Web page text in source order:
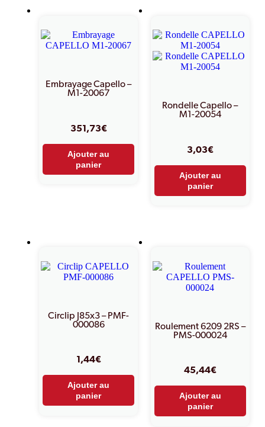
Embrayage Capello –
M1-20067
351,73€
Ajouter au
panier
Rondelle Capello –
M1-20054
3,03€
Ajouter au
panier
Circlip J85x3 – PMF-
000086
1,44€
Ajouter au
panier
Roulement 6209 2RS –
PMS-000024
45,44€
Ajouter au
panier